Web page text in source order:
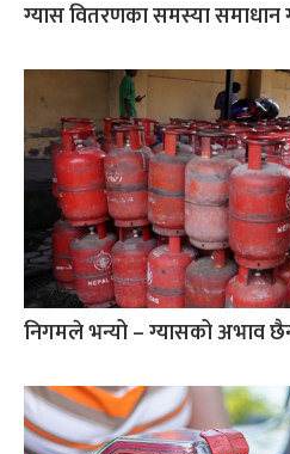
ग्यास वितरणका समस्या समाधान
निगमले भन्यो – ग्यासको अभाव